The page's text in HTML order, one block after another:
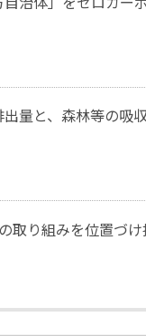
量と、森林等の吸
取り組みを位置づ